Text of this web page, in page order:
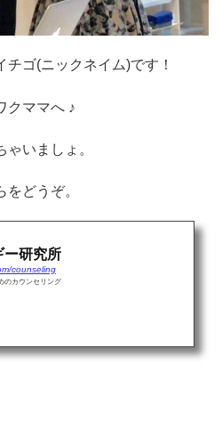
ゴ(ニックネイム)です！
クママへ ♪
いましょ。
どうぞ。
ー研究所
counseling
のカウンセリング